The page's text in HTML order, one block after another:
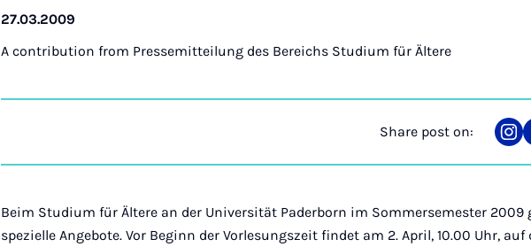
27.03.2009
A contribution from Pressemitteilung des Bereichs Studium für Ältere
Share post on:
on
Beim Studium für Ältere an der Universität Paderborn im Sommersemester 2009
spezielle Angebote. Vor Beginn der Vorlesungszeit findet am 2. April, 10.00 Uhr,